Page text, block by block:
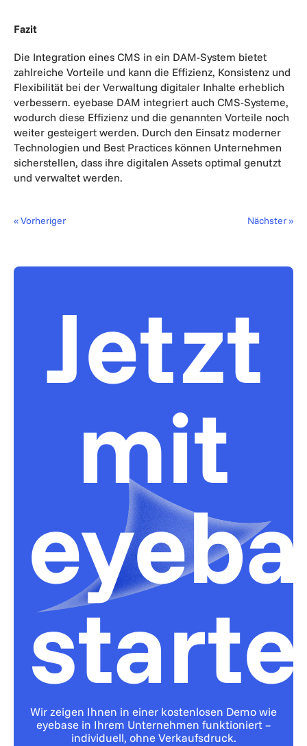
Fazit
Die Integration eines CMS in ein DAM-System bietet
zahlreiche Vorteile und kann die Effizienz, Konsistenz und
Flexibilität bei der Verwaltung digitaler Inhalte erheblich
verbessern. eyebase DAM integriert auch CMS-Systeme,
wodurch diese Effizienz und die genannten Vorteile noch
weiter gesteigert werden. Durch den Einsatz moderner
Technologien und Best Practices können Unternehmen
sicherstellen, dass ihre digitalen Assets optimal genutzt
und verwaltet werden.
« Vorheriger Nächster »
Jetzt
mit
Wir zeigen Ihnen in einer kostenlosen Demo wie
eyebase in Ihrem Unternehmen funktioniert –
individuell, ohne Verkaufsdruck.